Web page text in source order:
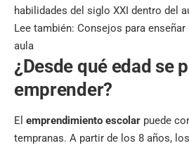
habilidades del siglo XXI dentro del
Lee también: Consejos para enseñar
aula
¿Desde qué edad se
emprender?
El emprendimiento escolar puede
tempranas. A partir de los 8 años,